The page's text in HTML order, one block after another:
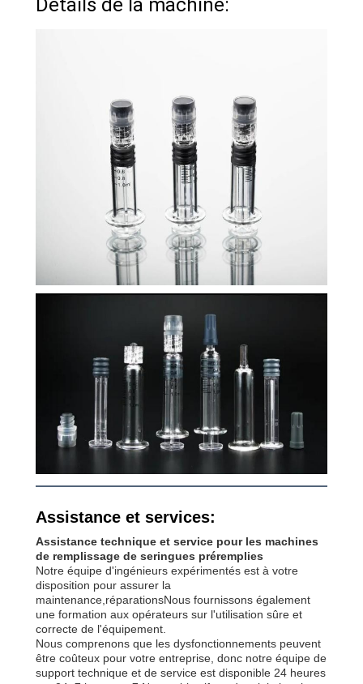
Détails de la machine:
Assistance et services:
Assistance technique et service pour les machines
de remplissage de seringues préremplies
Notre équipe d'ingénieurs expérimentés est à votre
disposition pour assurer la
maintenance,réparationsNous fournissons également
une formation aux opérateurs sur l'utilisation sûre et
correcte de l'équipement.
Nous comprenons que les dysfonctionnements peuvent
être coûteux pour votre entreprise, donc notre équipe de
support technique et de service est disponible 24 heures